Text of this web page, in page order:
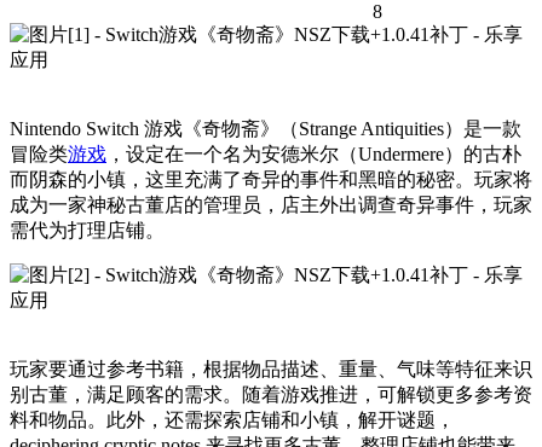
8
Nintendo Switch 游戏《奇物斋》（Strange Antiquities）是一款
冒险类游戏 ，设定在一个名为安德米尔（Undermere）的古朴
而阴森的小镇，这里充满了奇异的事件和黑暗的秘密。玩家将
成为一家神秘古董店的管理员，店主外出调查奇异事件，玩家
需代为打理店铺。
玩家要通过参考书籍，根据物品描述、重量、气味等特征来识
别古董，满足顾客的需求。随着游戏推进，可解锁更多参考资
料和物品。此外，还需探索店铺和小镇，解开谜题，